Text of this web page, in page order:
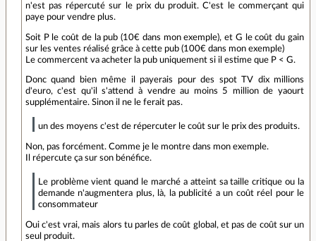
n'est pas répercuté sur le prix du produit. C'est le commerçant qui
paye pour vendre plus.
Soit P le coût de la pub (10€ dans mon exemple), et G le coût du gain
sur les ventes réalisé grâce à cette pub (100€ dans mon exemple)
Le commercent va acheter la pub uniquement si il estime que P < G.
Donc quand bien même il payerais pour des spot TV dix millions
d'euro, c'est qu'il s'attend à vendre au moins 5 million de yaourt
supplémentaire. Sinon il ne le ferait pas.
un des moyens c'est de répercuter le coût sur le prix des produits.
Non, pas forcément. Comme je le montre dans mon exemple.
Il répercute ça sur son bénéfice.
Le problème vient quand le marché a atteint sa taille critique ou la
demande n'augmentera plus, là, la publicité a un coût réel pour le
consommateur
Oui c'est vrai, mais alors tu parles de coût global, et pas de coût sur un
seul produit.